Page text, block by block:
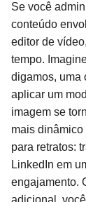
Se você
conteúdo
editor de
tempo.
digamos, uma
aplicar um
imagem se
mais dinâmico
para retratos:
LinkedIn em
engajamento.
adicional,